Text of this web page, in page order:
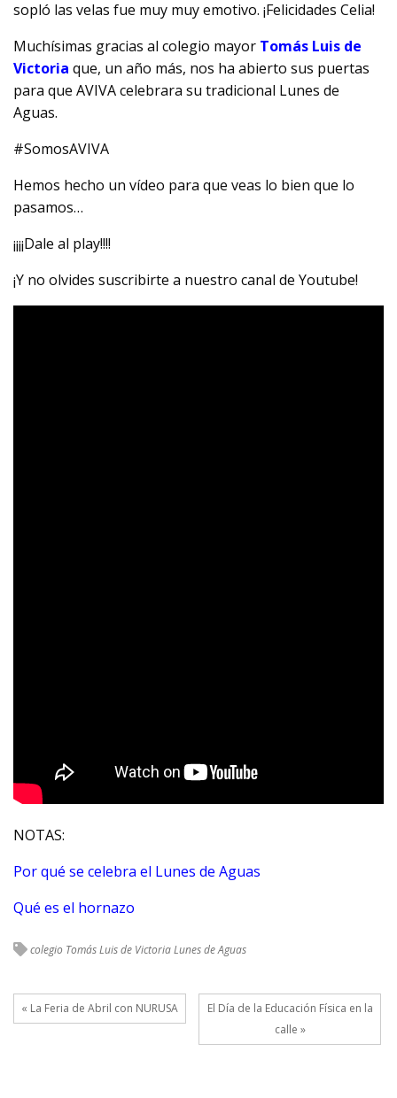
sopló las velas fue muy muy emotivo. ¡Felicidades Celia!
Muchísimas gracias al colegio mayor Tomás Luis de
Victoria que, un año más, nos ha abierto sus puertas
para que AVIVA celebrara su tradicional Lunes de
Aguas.
#SomosAVIVA
Hemos hecho un vídeo para que veas lo bien que lo
pasamos…
¡¡¡¡Dale al play!!!!
¡Y no olvides suscribirte a nuestro canal de Youtube!
NOTAS:
Por qué se celebra el Lunes de Aguas
Qué es el hornazo
colegio Tomás Luis de VictoriaLunes de Aguas
« La Feria de Abril con NURUSA
El Día de la Educación Física en la
calle »